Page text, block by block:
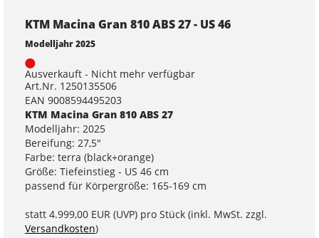
KTM Macina Gran 810 ABS 27 - US 46
Modelljahr 2025
Ausverkauft - Nicht mehr verfügbar
Art.Nr. 1250135506
EAN 9008594495203
KTM Macina Gran 810 ABS 27
Modelljahr: 2025
Bereifung: 27,5"
Farbe: terra (black+orange)
Größe: Tiefeinstieg - US 46 cm
passend für Körpergröße: 165-169 cm
statt 4.999,00 EUR (UVP) pro Stück (inkl. MwSt. zzgl.
Versandkosten)